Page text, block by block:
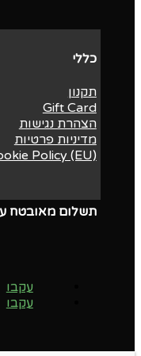
תשלום מאובטח
עקבו
עקבו
כללי
תקנון
Gift Card
הצהרת נגישות
מדיניות פרטיות
Policy (EU)